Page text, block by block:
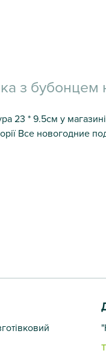
з бубонцем
23 * 9.5см у
Все новогодние